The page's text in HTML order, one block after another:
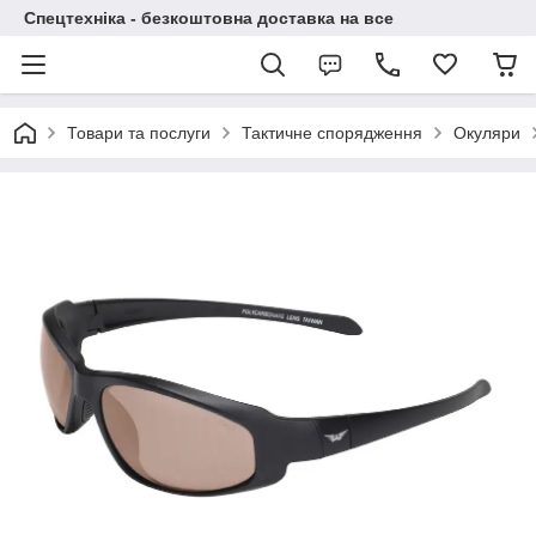
Спецтехніка - безкоштовна доставка на все
Товари та послуги Тактичне спорядження Окуляри